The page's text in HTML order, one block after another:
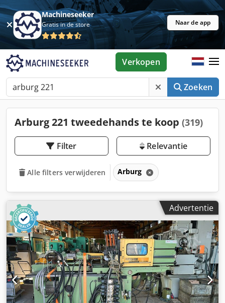
Machineseeker
Gratis in de store Naar de app
Zoeken
Verkopen
Arburg 221 tweedehands te koop (319)
Filter Relevantie
Alle filters verwijderen Arburg
Advertentie